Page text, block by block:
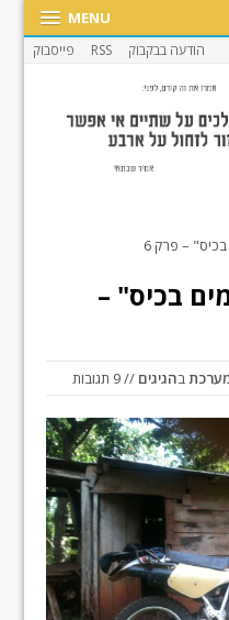
MENU
הודעה בבקבוק RSS פייסבוק
בכיס" – פרק 6
בכיס" –
בהגיגים // 9 תגובות